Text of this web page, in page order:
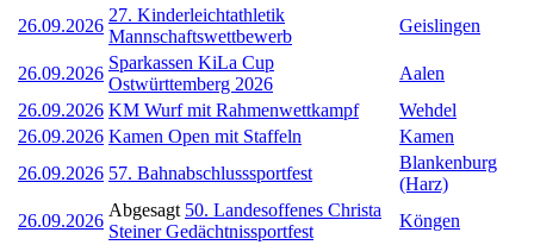
26.09.2026
27. Kinderleichtathletik
Mannschaftswettbewerb
Geislingen
26.09.2026
Sparkassen KiLa Cup
Ostwürttemberg 2026
Aalen
26.09.2026 KM Wurf mit Rahmenwettkampf
Wehdel
26.09.2026 Kamen Open mit Staffeln
Kamen
26.09.2026 57. Bahnabschlusssportfest
Blankenburg
(Harz)
26.09.2026
Abgesagt 50. Landesoffenes Christa
Steiner Gedächtnissportfest
Köngen